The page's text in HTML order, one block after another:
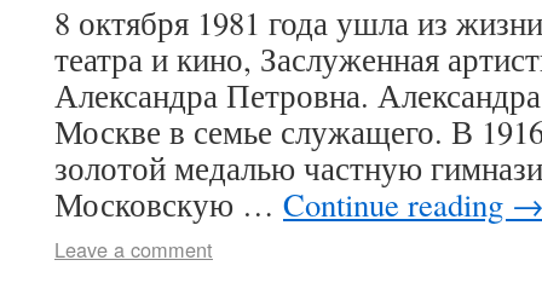
8 октября 1981 года ушла из
театра и кино, Заслуженная
Александра Петровна.
Москве в семье служащего. В
золотой медалью частную
Московскую … Continue reading
Leave a comment